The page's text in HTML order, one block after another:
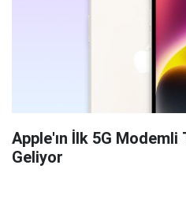
Apple'ın İlk 5G
Geliyor